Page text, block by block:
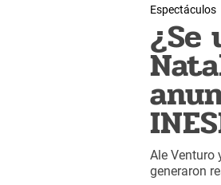
Espectáculos
¿Se
Ale Venturo
generaron